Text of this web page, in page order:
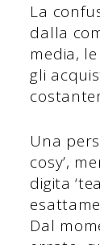
La
dalla
media,
gli
Una
cosy’,
digita
Dal